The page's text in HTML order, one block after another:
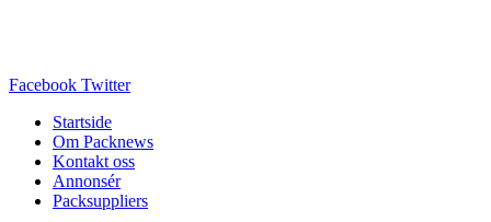
Facebook Twitter
Startside
Om Packnews
Kontakt oss
Annonsér
Packsuppliers